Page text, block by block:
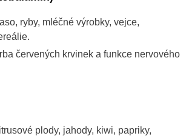
ryby, mléčné výrobky, vejce,
červených krvinek a funkce nervového
plody, jahody, kiwi, papriky,